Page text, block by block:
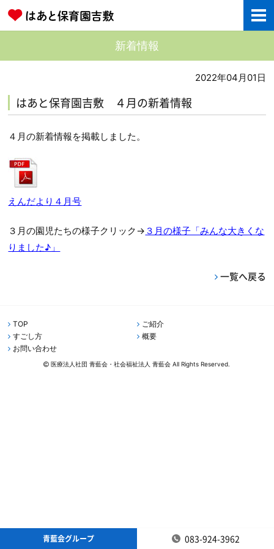
青藍会グループ 083-924-3962
新着情報
2022年04月01日
はあと保育園吉敷 ４月の新着情報
４月の新着情報を掲載しました。
えんだより４月号
３月の園児たちの様子クリック→ ３月の様子「みんな大きくな
りました♪」
一覧へ戻る
TOP
ご紹介
すごし方
概要
お問い合わせ
医療法人社団 青藍会・社会福祉法人 青藍会 All Rights Reserved.